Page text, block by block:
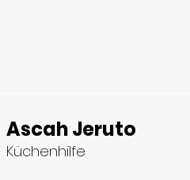
Ascah Jeruto
Küchenhilfe